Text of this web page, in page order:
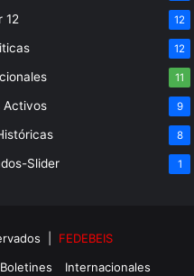
12 12
12
11
Activos 9
8
Slider 1
| FEDEBEIS
Internacionales